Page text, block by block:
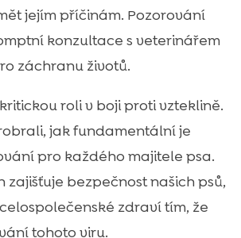
jejím příčinám. Pozorování
konzultace s veterinářem
záchranu životů.
roli v boji proti vzteklině.
jak fundamentální je
pro každého majitele psa.
zajišťuje bezpečnost našich psů,
zdraví tím, že
tohoto viru.